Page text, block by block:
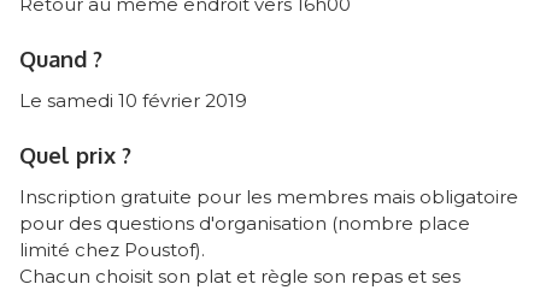
Quand ?
Le samedi 10 février 2019
Quel prix ?
Inscription gratuite pour les membres mais obligatoire
pour des questions d'organisation (nombre place
limité chez Poustof).
Chacun choisit son plat et règle son repas et ses